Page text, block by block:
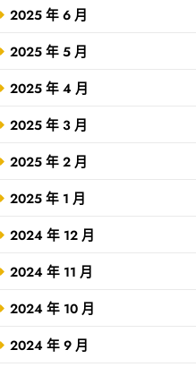
2025 年 6 月
2025 年 5 月
2025 年 4 月
2025 年 3 月
2025 年 2 月
2025 年 1 月
2024 年 12 月
2024 年 11 月
2024 年 10 月
2024 年 9 月